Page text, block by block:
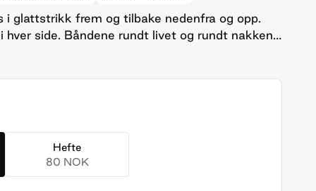
glattstrikk frem og tilbake nedenfra og opp.
side. Båndene rundt livet og rundt nakken
sys fast til slutt. Båndet rundt nakken sys fast
til slutt i riller og sys på.
Hefte
80 NOK